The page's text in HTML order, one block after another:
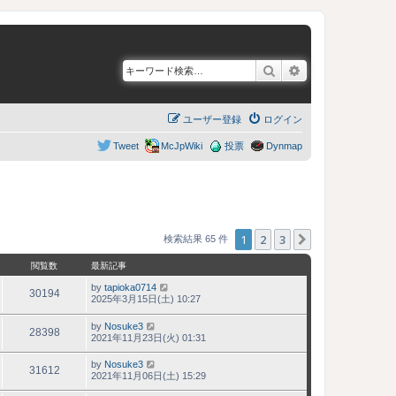
検索
ログイン
ユーザー登録
Dynmap
投票
McJpWiki
Tweet
検索結果 65 件 1 2 3
閲覧数 最新記事
30194 by tapioka0714
2025年3月15日(土) 10:27
28398 by Nosuke3
2021年11月23日(火) 01:31
31612 by Nosuke3
2021年11月06日(土) 15:29